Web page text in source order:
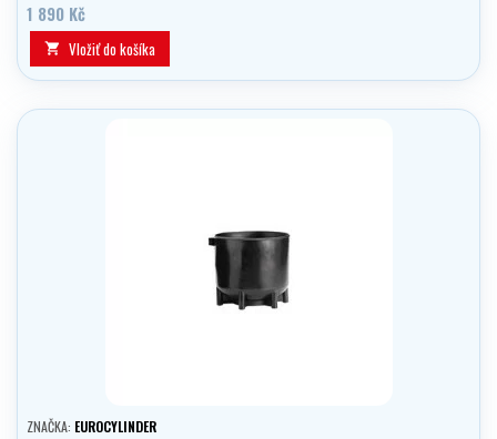
1 890 Kč
 Vložiť do košíka
ZNAČKA: EUROCYLINDER